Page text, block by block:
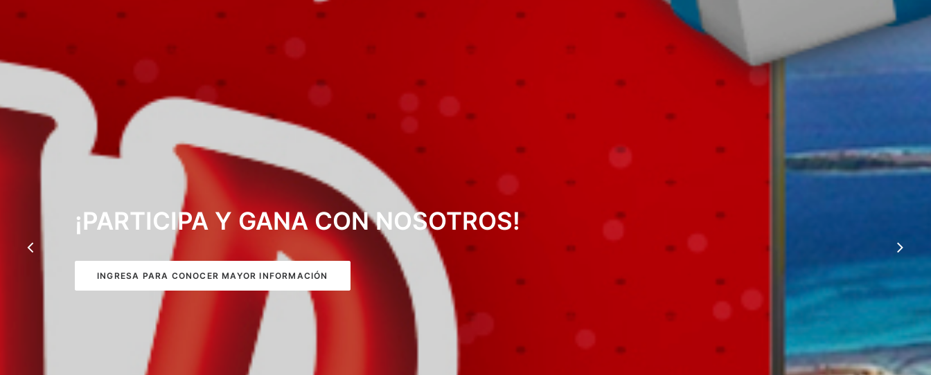
¡PARTICIPA Y GANA CON NOSOTROS!
INGRESA PARA CONOCER MAYOR INFORMACIÓN